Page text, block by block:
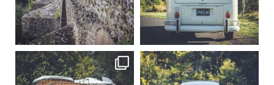
Sep 15
219
3
Sep 12
216
3
becombi becombi